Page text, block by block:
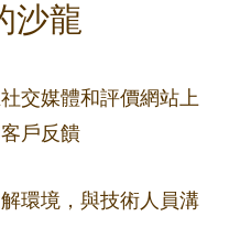
沙龍
社交媒體和評價網站上
戶反饋
解環境，與技術人員溝